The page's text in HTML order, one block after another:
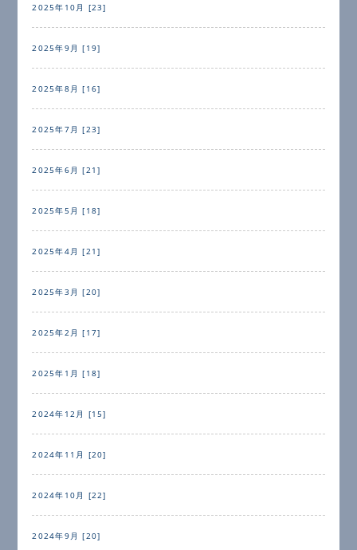
2025年10月 [23]
2025年9月 [19]
2025年8月 [16]
2025年7月 [23]
2025年6月 [21]
2025年5月 [18]
2025年4月 [21]
2025年3月 [20]
2025年2月 [17]
2025年1月 [18]
2024年12月 [15]
2024年11月 [20]
2024年10月 [22]
2024年9月 [20]